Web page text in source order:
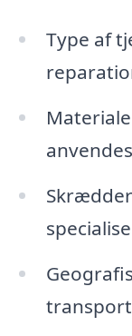
Type af
anvendes